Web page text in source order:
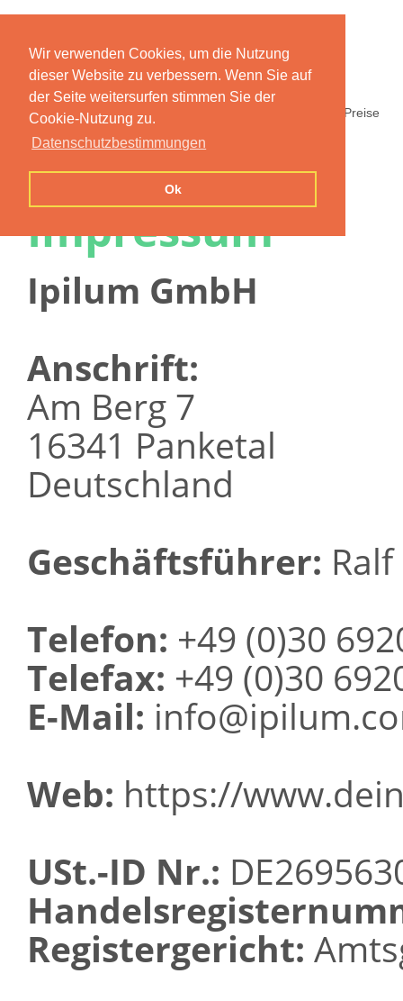
Wir verwenden Cookies, um die Nutzung
dieser Website zu verbessern. Wenn Sie auf
der Seite weitersurfen stimmen Sie der
Cookie-Nutzung zu.
Datenschutzbestimmungen
Ok
Preise
Impressum
Ipilum GmbH
Anschrift:
Am Berg 7
16341 Panketal
Deutschland
Geschäftsführer:
Telefon: +49 (0)30
Telefax: +49 (0)30
E-Mail:
Web: https://
USt.-ID Nr.:
Registergericht: